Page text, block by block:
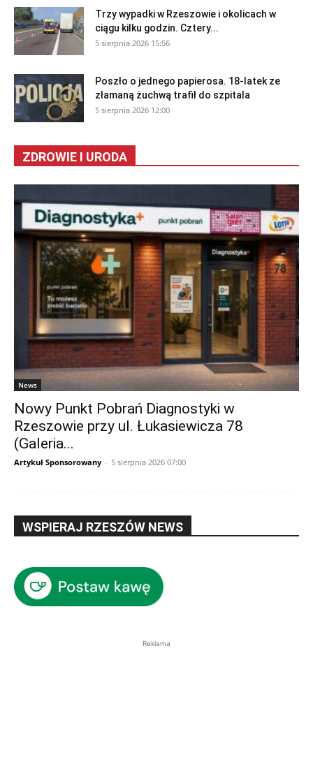
Trzy wypadki w Rzeszowie i okolicach w
ciągu kilku godzin. Cztery...
5 sierpnia 2026 15:56
Poszło o jednego papierosa. 18-latek ze
złamaną żuchwą trafił do szpitala
5 sierpnia 2026 12:00
ZDROWIE I URODA
News
Nowy Punkt Pobrań Diagnostyki w
Rzeszowie przy ul. Łukasiewicza 78
(Galeria...
Artykuł Sponsorowany - 5 sierpnia 2026 07:00
WSPIERAJ RZESZÓW NEWS
Reklama